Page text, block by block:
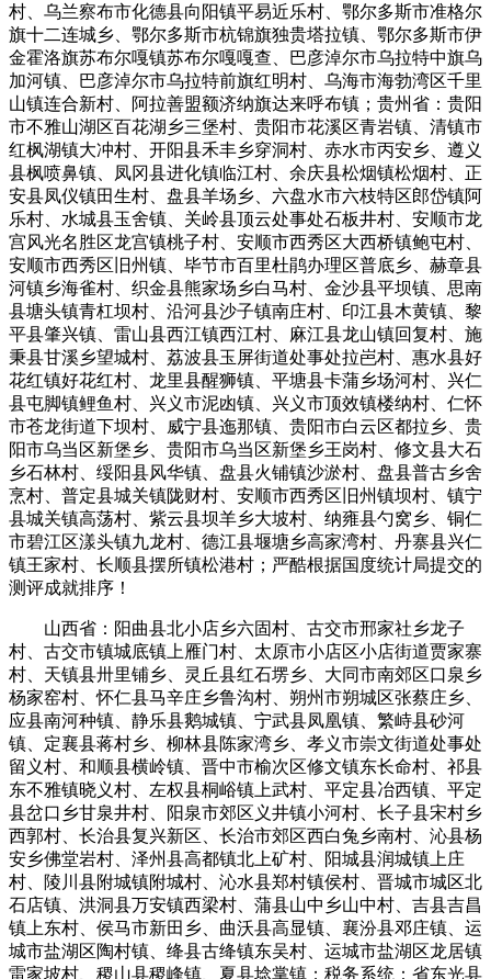
村、乌兰察布市化德县向阳镇平易近乐村、鄂尔多斯市准格尔
旗十二连城乡、鄂尔多斯市杭锦旗独贵塔拉镇、鄂尔多斯市伊
金霍洛旗苏布尔嘎镇苏布尔嘎嘎查、巴彦淖尔市乌拉特中旗乌
加河镇、巴彦淖尔市乌拉特前旗红明村、乌海市海勃湾区千里
山镇连合新村、阿拉善盟额济纳旗达来呼布镇；贵州省：贵阳
市不雅山湖区百花湖乡三堡村、贵阳市花溪区青岩镇、清镇市
红枫湖镇大冲村、开阳县禾丰乡穿洞村、赤水市丙安乡、遵义
县枫喷鼻镇、凤冈县进化镇临江村、余庆县松烟镇松烟村、正
安县凤仪镇田生村、盘县羊场乡、六盘水市六枝特区郎岱镇阿
乐村、水城县玉舍镇、关岭县顶云处事处石板井村、安顺市龙
宫风光名胜区龙宫镇桃子村、安顺市西秀区大西桥镇鲍屯村、
安顺市西秀区旧州镇、毕节市百里杜鹃办理区普底乡、赫章县
河镇乡海雀村、织金县熊家场乡白马村、金沙县平坝镇、思南
县塘头镇青杠坝村、沿河县沙子镇南庄村、印江县木黄镇、黎
平县肇兴镇、雷山县西江镇西江村、麻江县龙山镇回复村、施
秉县甘溪乡望城村、荔波县玉屏街道处事处拉岜村、惠水县好
花红镇好花红村、龙里县醒狮镇、平塘县卡蒲乡场河村、兴仁
县屯脚镇鲤鱼村、兴义市泥凼镇、兴义市顶效镇楼纳村、仁怀
市苍龙街道下坝村、威宁县迤那镇、贵阳市白云区都拉乡、贵
阳市乌当区新堡乡、贵阳市乌当区新堡乡王岗村、修文县大石
乡石林村、绥阳县风华镇、盘县火铺镇沙淤村、盘县普古乡舍
烹村、普定县城关镇陇财村、安顺市西秀区旧州镇坝村、镇宁
县城关镇高荡村、紫云县坝羊乡大坡村、纳雍县勺窝乡、铜仁
市碧江区漾头镇九龙村、德江县堰塘乡高家湾村、丹寨县兴仁
镇王家村、长顺县摆所镇松港村；严酷根据国度统计局提交的
测评成就排序！
山西省：阳曲县北小店乡六固村、古交市邢家社乡龙子
村、古交市镇城底镇上雁门村、太原市小店区小店街道贾家寨
村、天镇县卅里铺乡、灵丘县红石塄乡、大同市南郊区口泉乡
杨家窑村、怀仁县马辛庄乡鲁沟村、朔州市朔城区张蔡庄乡、
应县南河种镇、静乐县鹅城镇、宁武县凤凰镇、繁峙县砂河
镇、定襄县蒋村乡、柳林县陈家湾乡、孝义市崇文街道处事处
留义村、和顺县横岭镇、晋中市榆次区修文镇东长命村、祁县
东不雅镇晓义村、左权县桐峪镇上武村、平定县冶西镇、平定
县岔口乡甘泉井村、阳泉市郊区义井镇小河村、长子县宋村乡
西郭村、长治县复兴新区、长治市郊区西白兔乡南村、沁县杨
安乡佛堂岩村、泽州县高都镇北上矿村、阳城县润城镇上庄
村、陵川县附城镇附城村、沁水县郑村镇侯村、晋城市城区北
石店镇、洪洞县万安镇西梁村、蒲县山中乡山中村、吉县吉昌
镇上东村、侯马市新田乡、曲沃县高显镇、襄汾县邓庄镇、运
城市盐湖区陶村镇、绛县古绛镇东吴村、运城市盐湖区龙居镇
雷家坡村、稷山县稷峰镇、夏县埝掌镇；税务系统：省东光县